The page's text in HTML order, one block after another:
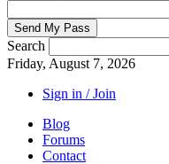
Search
Friday, August 7, 2026
Sign in / Join
Blog
Forums
Contact